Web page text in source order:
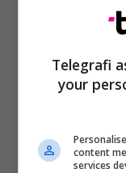
Telegrafi
your
content
services